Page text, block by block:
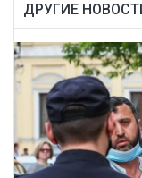
ДРУГИЕ